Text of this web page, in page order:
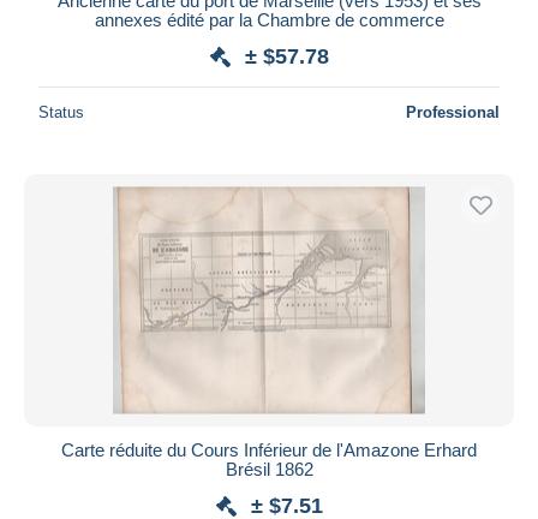
annexes édité par la Chambre de commerce
± $57.78
Status Professional
Carte réduite du Cours Inférieur de l'Amazone Erhard
Brésil 1862
± $7.51